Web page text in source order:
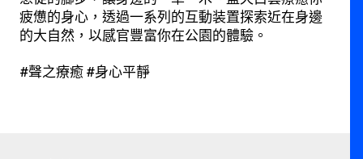
疲憊的身⼼，透過⼀系列的互動装置探索近在身邊
的⼤⾃然，以感官豐富你在公園的體驗。
#聲之療癒 #身心平靜